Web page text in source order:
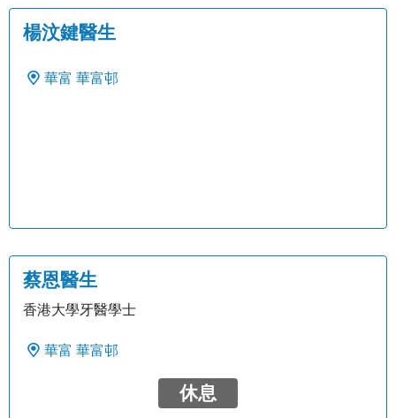
楊汶鍵醫生
華富 華富邨
蔡恩醫生
香港大學牙醫學士
華富 華富邨
休息